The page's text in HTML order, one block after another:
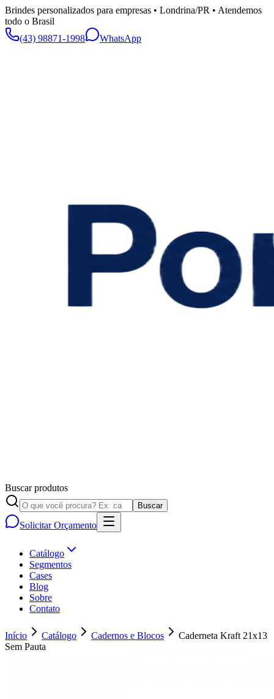
Brindes personalizados para empresas • Londrina/PR • Atendemos
todo o Brasil
(43) 98871-1998
WhatsApp
Buscar produtos
Buscar
Solicitar Orçamento
Catálogo
Segmentos
Cases
Blog
Sobre
Contato
Início Catálogo Cadernos e Blocos
Caderneta Kraft 21x13
Sem Pauta